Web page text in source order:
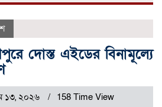
দোস্ত এইডের বিনামূল্যে
১৩, ২০২৬ 158 Time View